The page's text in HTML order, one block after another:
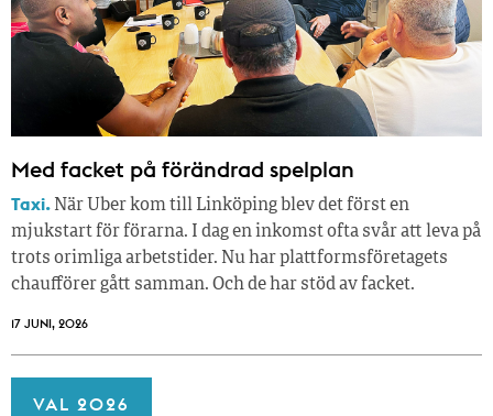
Med facket på förändrad spelplan
Taxi. När Uber kom till Linköping blev det först en
mjukstart för förarna. I dag en inkomst ofta svår att leva på
trots orimliga arbetstider. Nu har plattformsföretagets
chaufförer gått samman. Och de har stöd av facket.
17 JUNI, 2026
VAL 2026